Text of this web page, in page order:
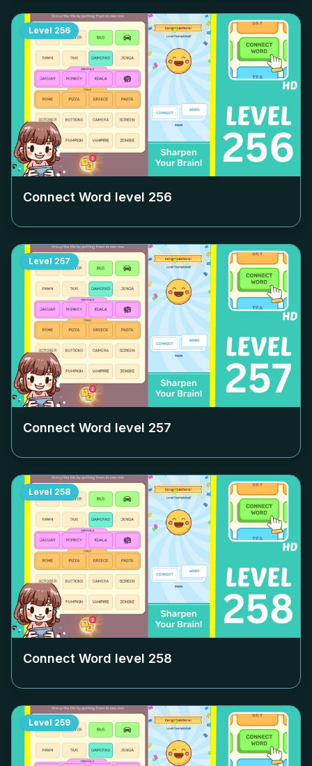
Level 256
Connect Word level 256
Level 257
Connect Word level 257
Level 258
Connect Word level 258
Level 259